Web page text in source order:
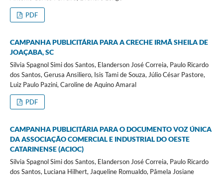
PDF
CAMPANHA PUBLICITÁRIA PARA A CRECHE IRMÃ SHEILA DE
JOAÇABA, SC
Silvia Spagnol Simi dos Santos, Elanderson José Correia, Paulo Ricardo
dos Santos, Gerusa Ansiliero, Isis Tami de Souza, Júlio César Pastore,
Luiz Paulo Pazini, Caroline de Aquino Amaral
PDF
CAMPANHA PUBLICITÁRIA PARA O DOCUMENTO VOZ ÚNICA
DA ASSOCIAÇÃO COMERCIAL E INDUSTRIAL DO OESTE
CATARINENSE (ACIOC)
Silvia Spagnol Simi dos Santos, Elanderson José Correia, Paulo Ricardo
dos Santos, Luciana Hilhert, Jaqueline Romualdo, Pâmela Josiane